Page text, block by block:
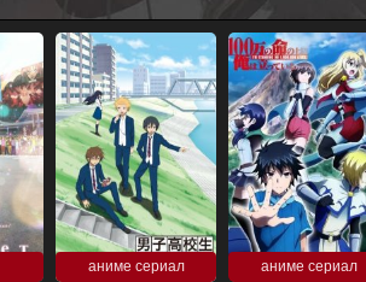
аниме сериал аниме сериал